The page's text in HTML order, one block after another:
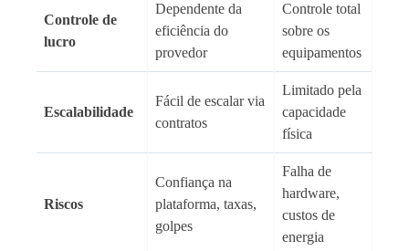
Controle de
lucro
Dependente da
eficiência do
provedor
Controle total
sobre os
equipamentos
Escalabilidade
Fácil de escalar via
contratos
Limitado pela
capacidade
física
Riscos
Confiança na
plataforma, taxas,
golpes
Falha de
hardware,
custos de
energia